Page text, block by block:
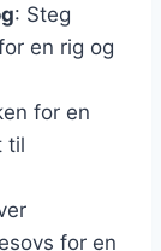
: Steg
en rig og
for en
til
for en